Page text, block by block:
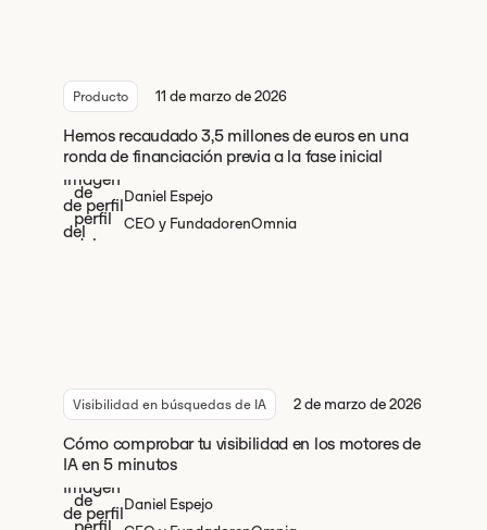
Producto 11 de marzo de 2026
Hemos recaudado 3,5 millones de euros en una
ronda de financiación previa a la fase inicial
Daniel Espejo
CEO y FundadorenOmnia
Visibilidad en búsquedas de IA 2 de marzo de 2026
Cómo comprobar tu visibilidad en los motores de
IA en 5 minutos
Daniel Espejo